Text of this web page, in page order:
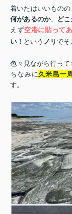
着いたはいいもの
何があるのか、 ど
えず空港に貼って
い！ という ノリでそ
色々見ながら行って
ちなみに久米島一
す。